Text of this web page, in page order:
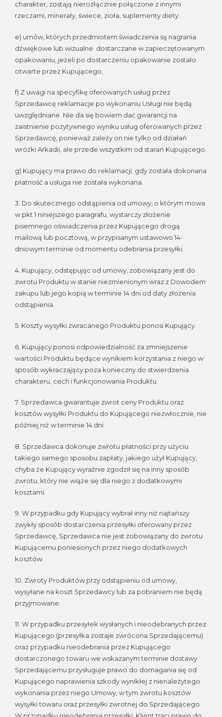
charakter, zostają nierozłącznie połączone z innymi
rzeczami, minerały, świece, zioła, suplementy diety.
e) umów, których przedmiotem świadczenia są nagrania
dźwiękowe lub wizualne dostarczane w zapieczętowanym
opakowaniu, jeżeli po dostarczeniu opakowanie zostało
otwarte przez Kupującego,
f) Z uwagi na specyfikę oferowanych usług przez
Sprzedawcę reklamacje po wykonaniu Usługi nie będą
uwzględniane. Nie da się bowiem dać gwarancji na
zaistnienie pozytywnego wyniku usług oferowanych przez
Sprzedawcę, ponieważ zależy on nie tylko od działań
wróżki Arkadii, ale przede wszystkim od starań Kupującego.
g) Kupujący ma prawo do reklamacji, gdy została dokonana
płatność a usługa nie została wykonana.
3. Do skutecznego odstąpienia od umowy, o którym mowa
w pkt 1 niniejszego paragrafu, wystarczy złożenie
pisemnego oświadczenia przez Kupującego drogą
mailową lub pocztową, w przypisanym ustawowo 14-
dniowym terminie od momentu odebrania przesyłki.
4. Kupujący, odstępując od umowy, zobowiązany jest do
zwrotu Produktu w stanie niezmienionym wraz z Dowodem
zakupu lub jego kopią w terminie 14 dni od daty złożenia
odstąpienia.
5. Koszty wysyłki zwracanego Produktu ponosi Kupujący.
6. Kupujący ponosi odpowiedzialność za zmniejszenie
wartości Produktu będące wynikiem korzystania z niego w
sposób wykraczający poza konieczny do stwierdzenia
charakteru, cech i funkcjonowania Produktu.
7. Sprzedawca gwarantuje zwrot ceny Produktu oraz
kosztów wysyłki Produktu do Kupującego niezwłocznie, nie
później niż w terminie 14 dni.
8. Sprzedawca dokonuje zwrotu płatności przy użyciu
takiego samego sposobu zapłaty, jakiego użył Kupujący,
chyba że Kupujący wyraźnie zgodził się na inny sposób
zwrotu, który nie wiąże się dla niego z dodatkowymi
kosztami.
9. W przypadku gdy Kupujący wybrał inny niż najtańszy
zwykły sposób dostarczenia przesyłki oferowany przez
Sprzedawcę, Sprzedawca nie jest zobowiązany do zwrotu
Kupującemu poniesionych przez niego dodatkowych
kosztów.
10. Zwroty Produktów przy odstąpieniu od umowy,
wysyłane na koszt Sprzedawcy lub za pobraniem nie będą
przyjmowane.
11. W przypadku przesyłek wysłanych i nieodebranych przez
Kupującego (przesyłka zostaje zwrócona Sprzedającemu)
oraz przypadku nieodebrania przez Kupującego
dostarczonego towaru we wskazanym terminie dostawy.
Sprzedającemu przysługuje prawo do domagania się od
Kupującego naprawienia szkody wynikłej z nienależytego
wykonania przez niego Umowy, w tym zwrotu kosztów
wysyłki towaru oraz przesyłki zwrotnej do Sprzedającego.